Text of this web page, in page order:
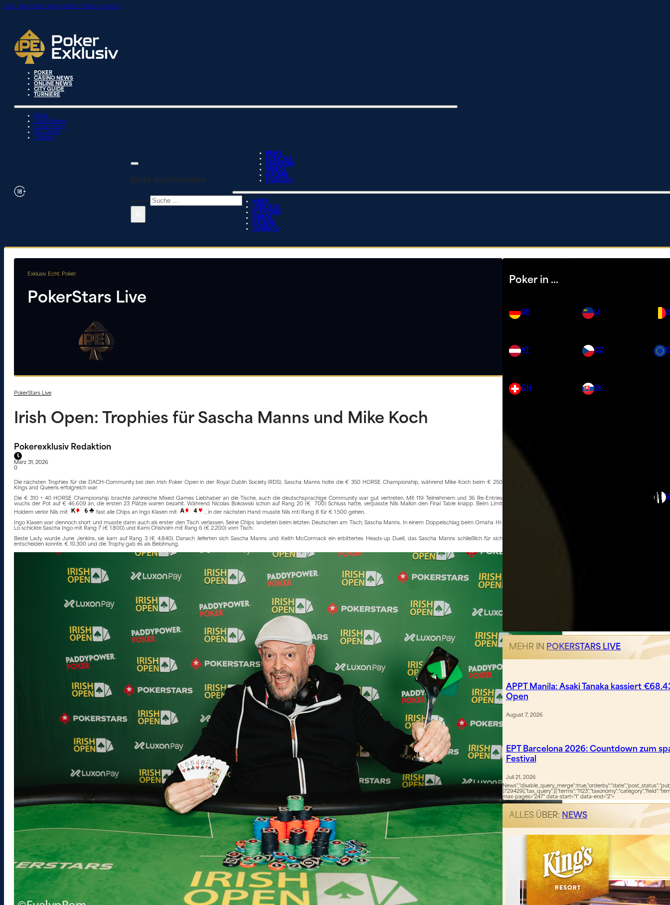
Zum Hauptinhalt springenZum Footer springen
POKER
CASINO NEWS
ONLINE NEWS
CITY GUIDE
TURNIERE
Poker
Casino News
Online News
City Guide
Turniere
Seite durchsuchen
NEWS
LIFESTYLE
STRATEGIE
VIDEOS
GALERIE
LIVEBLOG
NEWS
LIFESTYLE
STRATEGIE
VIDEOS
GALERIE
LIVEBLOG
Exklusiv. Echt. Poker.
PokerStars Live
PokerStars Live
Irish Open: Trophies für Sascha Manns und Mike Koch
Pokerexklusiv Redaktion
März 31, 2026
0
Die nächsten Trophies für die DACH-Community bei den Irish Poker Open in der Royal Dublin Society (RDS). Sascha Manns holte die € 350 HORSE Championship, während Mike Koch beim € 250
Kings and Queens erfolgreich war.
Die € 310 + 40 HORSE Championship brachte zahlreiche Mixed Games Liebhaber an die Tische, auch die deutschsprachige Community war gut vertreten. Mit 119 Teilnehmern und 36 Re-Entries
wuchs der Pot auf € 46.609 an, die ersten 23 Plätze waren bezahlt. Während Nicolas Bokowski schon auf Rang 20 (€ 700) Schluss hatte, verpasste Nils Mallon den Final Table knapp. Beim Limit
Holdem verlor Nils mit
fast alle Chips an Ingo Klasen mit
, in der nächsten Hand musste Nils mti Rang 8 für € 1.500 gehen.
Ingo Klasen war dennoch short und musste dann auch als erster den Tisch verlassen. Seine Chips landeten beim letzten Deutschen am Tisch, Sascha Manns. In einem Doppelschlag beim Omaha Hi-
Lo schickte Sascha Ingo mit Rang 7 (€ 1.800) und Kami Chisholm mit Rang 6 (€ 2.200) vom Tisch.
Beste Lady wurde June Jenkins, sie kam auf Rang 3 (€ 4.840). Danach lieferten sich Sascha Manns und Keith McCormack ein erbittertes Heads-up Duell, das Sascha Manns schließlich für sich
entscheiden konnte. € 10.300 und die Trophy gab es als Belohnung.
Poker in …
DE
AT
CH
LI
CZ
SK
MEHR IN POKERSTARS LIVE
APPT Manila: Asaki Tanaka kassiert
Open
August 7, 2026
EPT Barcelona 2026: Countdown zum
Festival
Juli 21, 2026
max-pages="247" data-start="1" data-end="2">
ALLES ÜBER: NEWS